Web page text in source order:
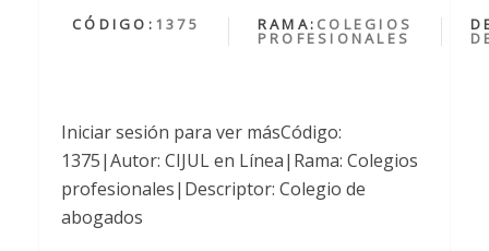
CÓDIGO: 1375 RAMA: COLEGIOS
PROFESIONALES
Iniciar sesión para ver másCódigo:
1375|Autor: CIJUL en Línea|Rama: Colegios
profesionales|Descriptor: Colegio de
abogados